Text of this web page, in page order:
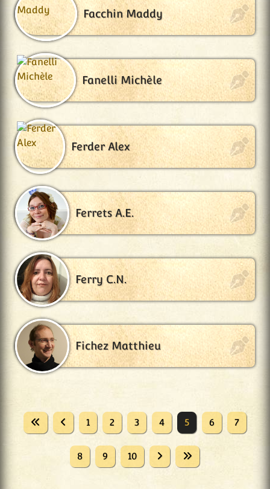
Facchin Maddy
Fanelli Michèle
Ferder Alex
Ferrets A.E.
Ferry C.N.
Fichez Matthieu
1 2 3 4 5 6 7
8 9 10